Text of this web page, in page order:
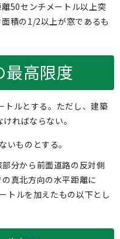
50センチメートル以上突
積の1/2以上が窓であるも
最高限度
トルとする。ただし、建築
ればならない。
いものとする。
分から前面道路の反対側
真北方向の水平距離に
トルを加えたもの以下とし